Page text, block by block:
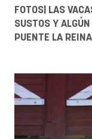
FOTOS| LAS
SUSTOS Y
PUENTE LA